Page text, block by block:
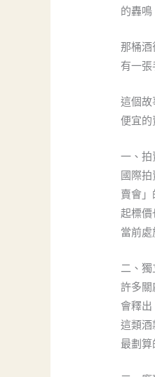
的轟鳴
那桶
有一
這個故
便宜的
一、拍
國際
賣會
起標價
當前處
二、
許多
會釋出
這類
最劃算